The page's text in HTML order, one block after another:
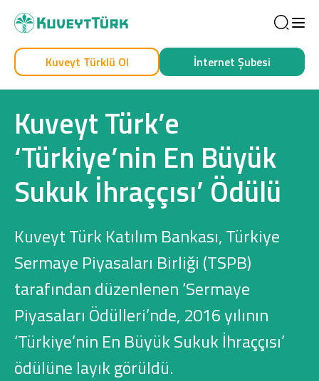
Kendim İçin
Sağlam Kart
Araç Finansmanı
Konut Finansmanı
Yatırım Fonları
Kuveyt Türklü Ol İnternet Şubesi
Kuveyt Türk’e
‘Türkiye’nin En Büyük
Sukuk İhraççısı’ Ödülü
Kuveyt Türk Katılım Bankası, Türkiye
Sermaye Piyasaları Birliği (TSPB)
tarafından düzenlenen ‘Sermaye
Piyasaları Ödülleri’nde, 2016 yılının
‘Türkiye’nin En Büyük Sukuk İhraççısı’
ödülüne layık görüldü.